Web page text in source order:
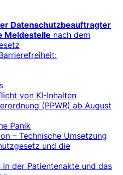
Datenschutzbeauftragter
Meldestelle nach dem
von KI-Inhalten
(PPWR) ab August
Panik
– Technische Umsetzung
und die
in der Patientenakte und das